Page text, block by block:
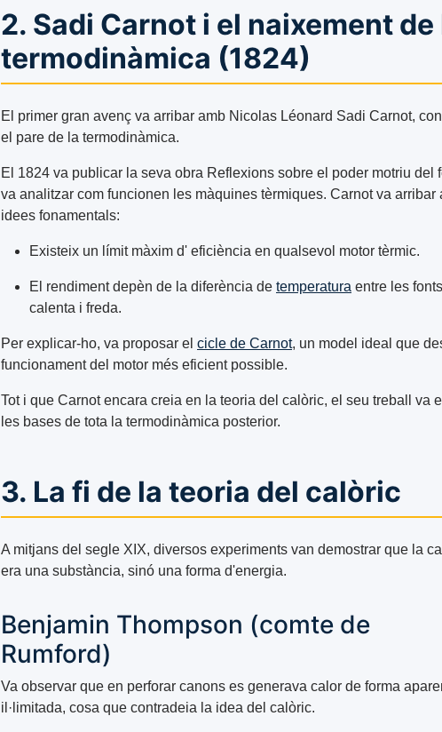
2. Sadi Carnot i el naixement de
termodinàmica (1824)
El primer gran avenç va arribar amb Nicolas Léonard Sadi Carnot,
el pare de la termodinàmica.
El 1824 va publicar la seva obra Reflexions sobre el poder motriu del
va analitzar com funcionen les màquines tèrmiques. Carnot va arribar
idees fonamentals:
Existeix un límit màxim d' eficiència en qualsevol motor tèrmic.
El rendiment depèn de la diferència de temperatura entre les fonts
calenta i freda.
Per explicar-ho, va proposar el cicle de Carnot, un model ideal que
funcionament del motor més eficient possible.
Tot i que Carnot encara creia en la teoria del calòric, el seu treball va
les bases de tota la termodinàmica posterior.
3. La fi de la teoria del calòric
A mitjans del segle XIX, diversos experiments van demostrar que la
era una substància, sinó una forma d'energia.
Benjamin Thompson (comte de
Rumford)
Va observar que en perforar canons es generava calor de forma
il·limitada, cosa que contradeia la idea del calòric.